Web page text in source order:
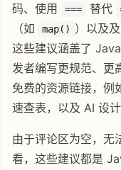
码、使用 === 替代
（如
map() ）以及
这些建议涵盖了
发者编写更规范、更
免费的资源链接，
速查表，以及 AI 设计
由于评论区为空，无
看，这些建议都是